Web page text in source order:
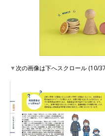
▼次の画像は下へスクロール (10/